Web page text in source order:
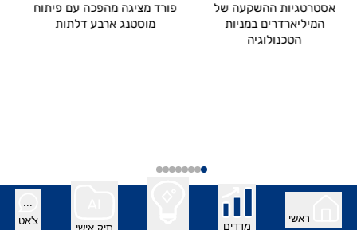
אסטרטגיות ההשקעה של
המיליארדרים במניות
הטכנולוגיה
פורד מציגה מהפכה עם פיתוח
מוסטנג ארבע דלתות
©Copyright 2026, All Rights Reserved to We-Investראשי
מדדים
צ'אט